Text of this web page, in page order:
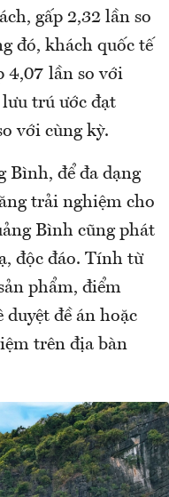
gấp 2,32 lần so
đó, khách quốc tế
4,07 lần so với
trú ước đạt
với cùng kỳ.
Bình, để đa dạng
trải nghiệm cho
Bình cũng phát
độc đáo. Tính từ
phẩm, điểm
đề án hoặc
trên địa bàn